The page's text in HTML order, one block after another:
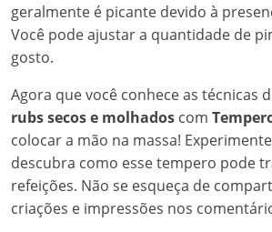
geralmente é picante devido à
Você pode ajustar a quantidade de
gosto.
Agora que você conhece as técnicas
rubs secos e molhados com
colocar a mão na massa!
descubra como esse tempero pode
refeições. Não se esqueça de
criações e impressões nos